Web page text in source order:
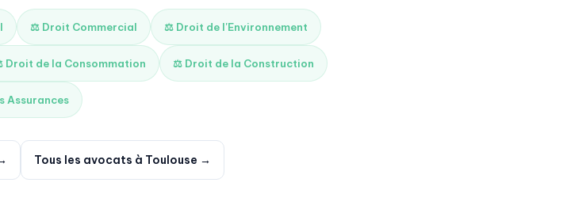
⚖️ Droit Commercial ⚖️ Droit de l'Environnement
Droit de la Consommation ⚖️ Droit de la Construction
Assurances
Tous les avocats à Toulouse →